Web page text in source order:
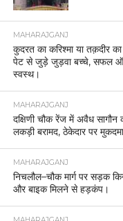
MAHARAJGANJ
कुदरत का करिश्मा या तक़दीर
पेट से जुड़े जुड़वा बच्चे, सफल
स्वस्थ।
MAHARAJGANJ
दक्षिणी चौक रेंज में अवैध सागौन
लकड़ी बरामद, ठेकेदार पर मुकदमा
MAHARAJGANJ
निचलौल–चौक मार्ग पर सड़क
और बाइक मिलने से हड़कंप।